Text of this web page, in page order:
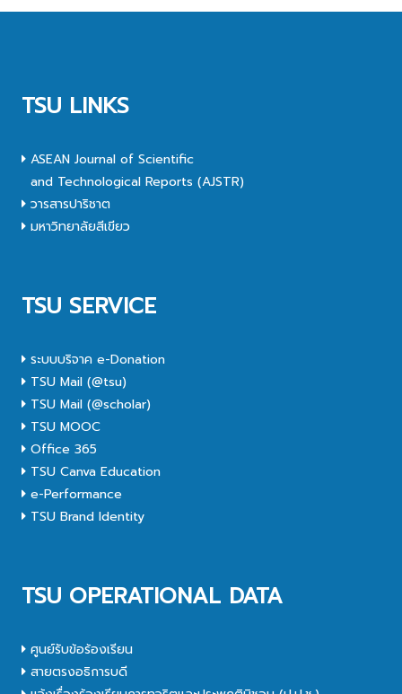
TSU LINKS
ASEAN Journal of Scientific
and Technological Reports (AJSTR)
วารสารปาริชาต
มหาวิทยาลัยสีเขียว
TSU SERVICE
ระบบบริจาค e-Donation
TSU Mail (@tsu)
TSU Mail (@scholar)
TSU MOOC
Office 365
TSU Canva Education
e-Performance
TSU Brand Identity
TSU OPERATIONAL DATA
ศูนย์รับข้อร้องเรียน
สายตรงอธิการบดี